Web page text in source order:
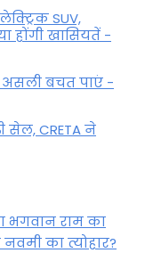
SUV,
होंगी खासियतें -
असली बचत पाएं -
सेल, CRETA ने
भगवान राम का
का त्योहार?